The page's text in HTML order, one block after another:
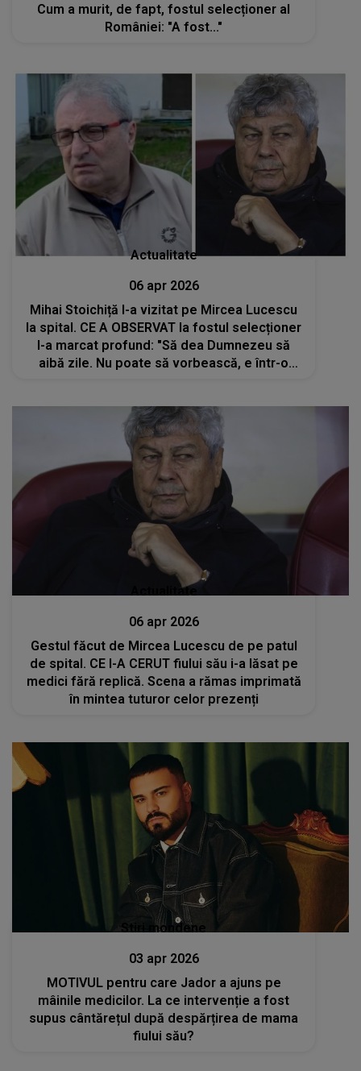
Cum a murit, de fapt, fostul selecționer al
României: "A fost..."
Actualitate
06 apr 2026
Mihai Stoichiță l-a vizitat pe Mircea Lucescu
la spital. CE A OBSERVAT la fostul selecționer
l-a marcat profund: "Să dea Dumnezeu să
aibă zile. Nu poate să vorbească, e într-o
Actualitate
06 apr 2026
Gestul făcut de Mircea Lucescu de pe patul
de spital. CE I-A CERUT fiului său i-a lăsat pe
medici fără replică. Scena a rămas imprimată
în mintea tuturor celor prezenți
Stiri mondene
03 apr 2026
MOTIVUL pentru care Jador a ajuns pe
mâinile medicilor. La ce intervenție a fost
supus cântărețul după despărțirea de mama
fiului său?